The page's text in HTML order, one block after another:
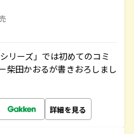
リーズ」では初めてのコミ
柴田かおるが書きおろしまし
詳細を見る